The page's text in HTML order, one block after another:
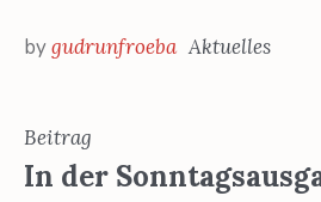
bygudrunfroeba Aktuelles
Beitrag
In der